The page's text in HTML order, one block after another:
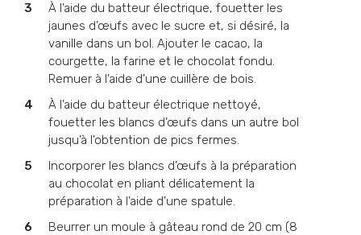
À l’aide du batteur électrique, fouetter les
jaunes d’œufs avec le sucre et, si désiré, la
vanille dans un bol. Ajouter le cacao, la
courgette, la farine et le chocolat fondu.
Remuer à l’aide d’une cuillère de bois.
À l’aide du batteur électrique nettoyé,
fouetter les blancs d’œufs dans un autre bol
jusqu’à l’obtention de pics fermes.
Incorporer les blancs d’œufs à la préparation
au chocolat en pliant délicatement la
préparation à l’aide d’une spatule.
Beurrer un moule à gâteau rond de 20 cm (8